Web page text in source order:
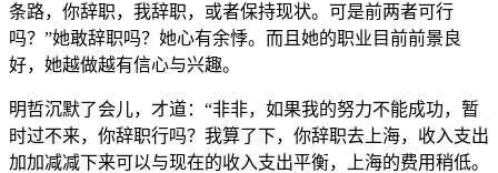
条路，你辞职，我辞职，或者保持现状。可是前两者可行
吗？”她敢辞职吗？她心有余悸。而且她的职业目前前景良
好，她越做越有信心与兴趣。
明哲沉默了会儿，才道：“非非，如果我的努力不能成功，暂
时过不来，你辞职行吗？我算了下，你辞职去上海，收入支出
加加减减下来可以与现在的收入支出平衡，上海的费用稍低。